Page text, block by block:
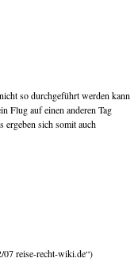
so durchgeführt werden kann
Flug auf einen anderen Tag
ergeben sich somit auch
07 reise-recht-wiki.de“)